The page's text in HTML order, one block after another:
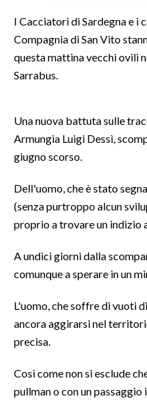
SPETTACOLI
GOSSIP
SARDEGNA TURISMO
NOTIZIE
EVENTI
3 MINUTI CON
INSULARITÀ
INFO AZIENDE
ABBONATI
ANNUNCI
I Cacciatori di Sardegna e i
Compagnia di San Vito
questa mattina vecchi ovili
Sarrabus.
Una nuova battuta sulle
Armungia Luigi Dessì,
giugno scorso.
Dell'uomo, che è stato
(senza purtroppo alcun
proprio a trovare un indizio
A undici giorni dalla
comunque a sperare in un
L'uomo, che soffre di vuoti
ancora aggirarsi nel
precisa.
Così come non si esclude
pullman o con un passaggio